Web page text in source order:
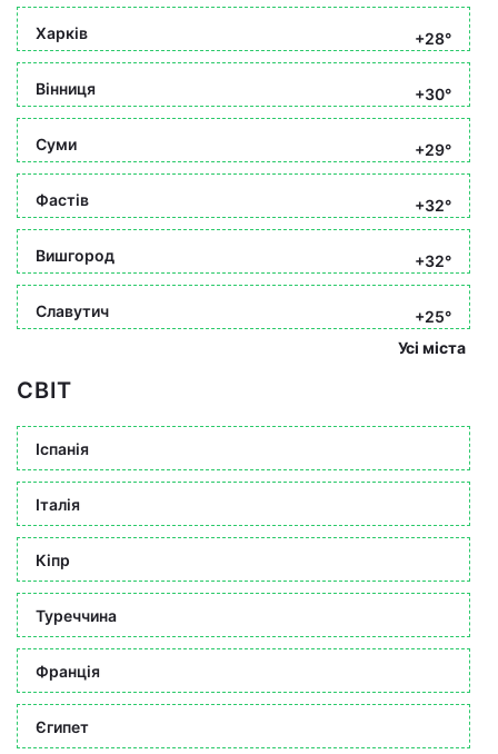
Харків +28°
Вінниця +30°
Суми +29°
Фастів +32°
Вишгород +32°
Славутич
+25°
Усі міста
СВІТ
Іспанія
Італія
Кіпр
Туреччина
Франція
Єгипет